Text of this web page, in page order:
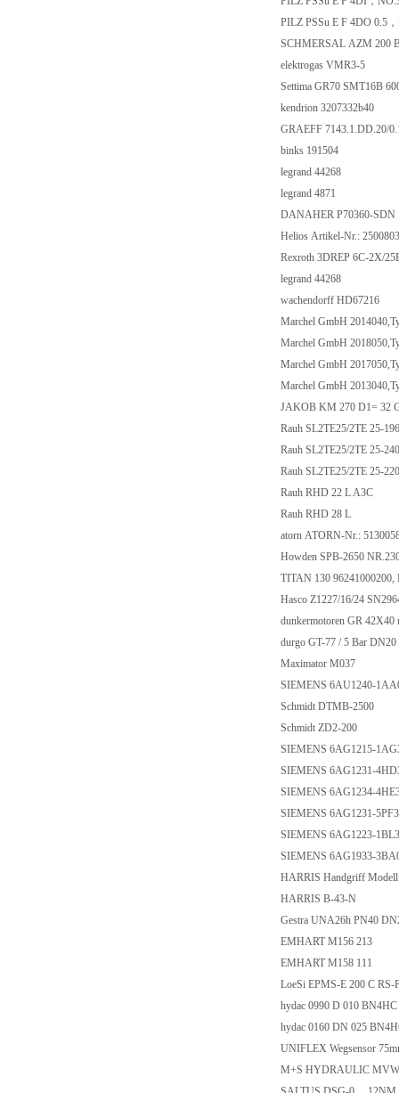
PILZ PSSu E F 4DO 0.5
SCHMERSAL AZM 200
elektrogas VMR3-5
Settima GR70 SMT16B
kendrion 3207332b40
GRAEFF 7143.1.DD.20/
binks 191504
legrand 44268
legrand 4871
DANAHER P70360-SDN
Helios Artikel-Nr.:
Rexroth 3DREP 6C-2X/
legrand 44268
wachendorff HD67216
Marchel GmbH
Marchel GmbH
Marchel GmbH
Marchel GmbH
JAKOB KM 270 D1= 32
Rauh SL2TE25/2TE 25-
Rauh SL2TE25/2TE 25-
Rauh SL2TE25/2TE 25-
Rauh RHD 22 L A3C
Rauh RHD 28 L
atorn ATORN-Nr.:
Howden SPB-2650
TITAN 130
Hasco Z1227/16/24
dunkermotoren GR 42X40
durgo GT-77 / 5 Bar
Maximator M037
SIEMENS 6AU1240-
Schmidt DTMB-2500
Schmidt ZD2-200
SIEMENS 6AG1215-
SIEMENS 6AG1231-
SIEMENS 6AG1234-
SIEMENS 6AG1231-
SIEMENS 6AG1223-
SIEMENS 6AG1933-
HARRIS Handgriff
HARRIS B-43-N
Gestra UNA26h PN40
EMHART M156 213
EMHART M158 111
LoeSi EPMS-E 200 C RS-
hydac 0990 D 010 BN4HC
hydac 0160 DN 025
UNIFLEX Wegsensor
M+S HYDRAULIC